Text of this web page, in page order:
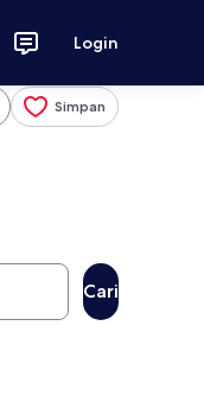
Login
Simpan
Cari